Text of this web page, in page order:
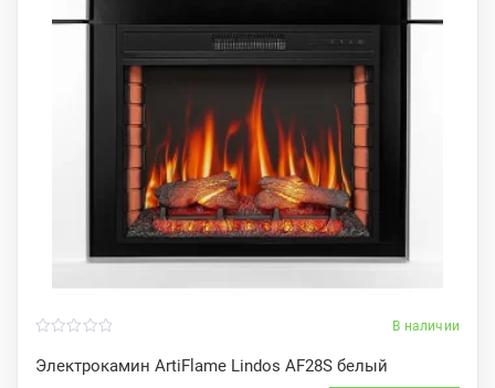
В наличии
Электрокамин ArtiFlame Lindos AF28S белый
o
u